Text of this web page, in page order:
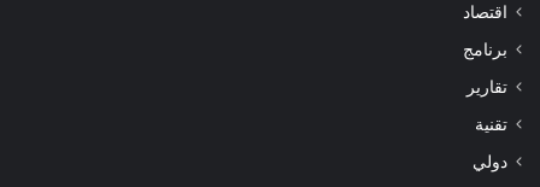
اقتصاد
برنامج
تقارير
تقنية
دولي